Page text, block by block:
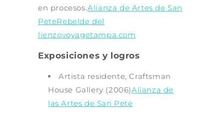
en procesos.Alianza de Artes de San
PeteRebelde del
lienzovoyagetampa.com
Exposiciones y logros
Artista residente, Craftsman
House Gallery (2006)Alianza de
las Artes de San Pete